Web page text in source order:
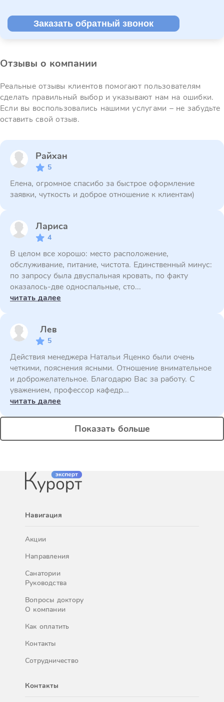
Заказать обратный звонок
Отзывы о компании
Реальные отзывы клиентов помогают пользователям
сделать правильный выбор и указывают нам на ошибки.
Если вы воспользовались нашими услугами – не забудьте
оставить свой отзыв.
Райхан
5
Елена, огромное спасибо за быстрое оформление
заявки, чуткость и доброе отношение к клиентам)
Лариса
4
В целом все хорошо: место расположение,
обслуживание, питание, чистота. Единственный минус:
по запросу была двуспальная кровать, по факту
оказалось-две односпальные, сто...
читать далее
Лев
5
Действия менеджера Натальи Яценко были очень
четкими, пояснения ясными. Отношение внимательное
и доброжелательное. Благодарю Вас за работу. С
уважением, профессор кафедр...
читать далее
Показать больше
Навигация
Акции
Направления
Санатории
Руководства
Вопросы доктору
О компании
Как оплатить
Контакты
Сотрудничество
Контакты